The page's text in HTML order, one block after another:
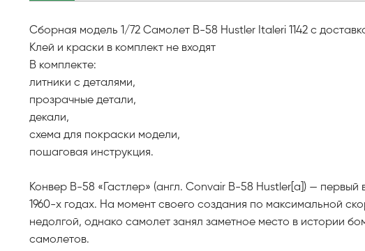
Сборная модель 1/72 Самолет B-58 Hustler Italeri 1142 с
Клей и краски в комплект не входят
В комплекте:
литники с деталями,
прозрачные детали,
декали,
схема для покраски модели,
пошаговая инструкция.
Конвер B-58 «Гастлер» (англ. Convair B-58 Hustler[a]) —
1960-х годах. На момент своего создания по максимальной
недолгой, однако самолет занял заметное место в истории
самолетов.